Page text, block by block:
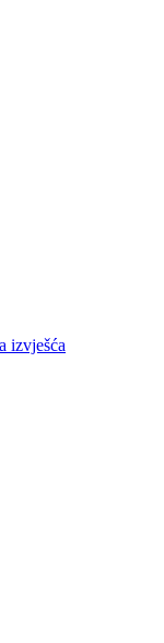
izvješća